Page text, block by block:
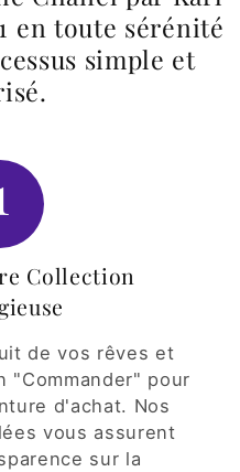
en toute sérénité
simple et
Collection
de vos rêves et
"Commander" pour
d'achat. Nos
vous assurent
sur la